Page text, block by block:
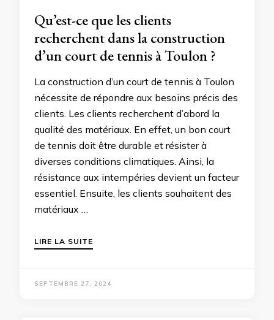
Qu’est-ce que les clients
recherchent dans la construction
d’un court de tennis à Toulon ?
La construction d’un court de tennis à Toulon
nécessite de répondre aux besoins précis des
clients. Les clients recherchent d’abord la
qualité des matériaux. En effet, un bon court
de tennis doit être durable et résister à
diverses conditions climatiques. Ainsi, la
résistance aux intempéries devient un facteur
essentiel. Ensuite, les clients souhaitent des
matériaux …
LIRE LA SUITE
SEPTEMBRE 27, 2024